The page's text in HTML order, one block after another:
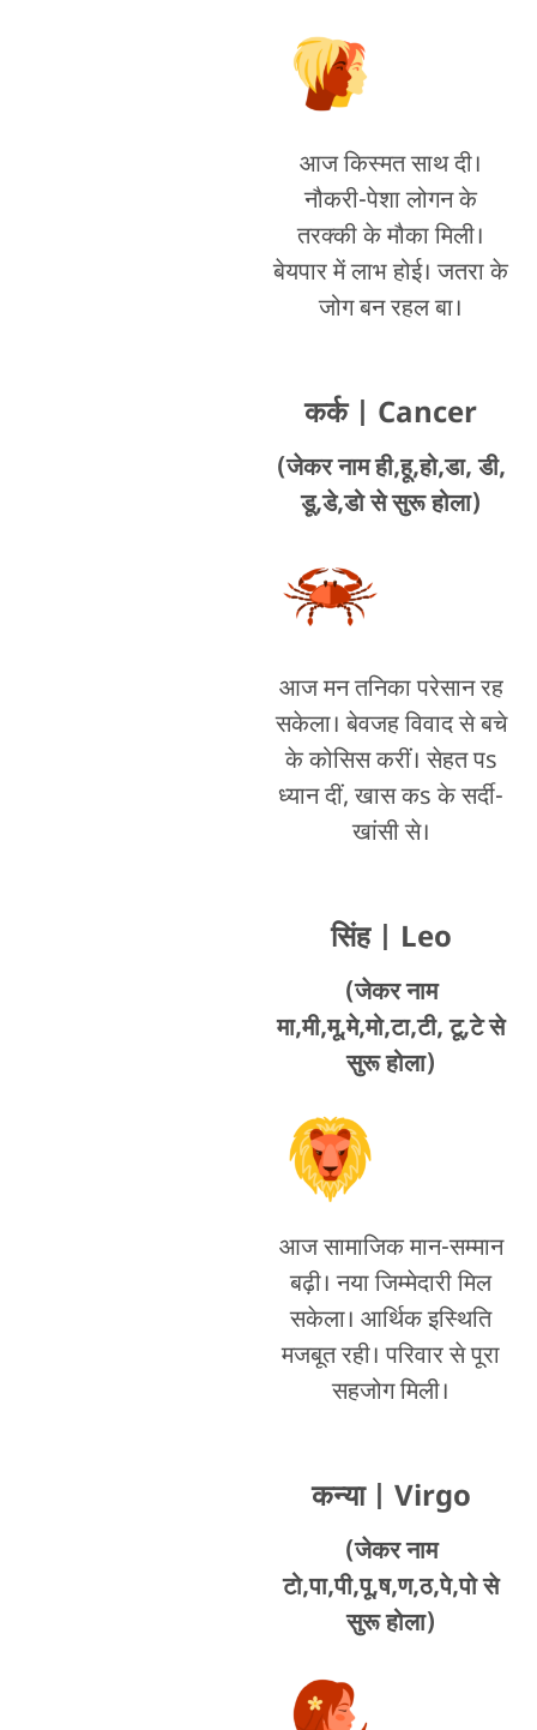
आज किस्मत साथ दी।
नौकरी-पेशा लोगन के
तरक्की के मौका मिली।
बेयपार में लाभ होई। जतरा के
जोग बन रहल बा।
कर्क | Cancer
(जेकर नाम ही,हू,हो,डा, डी,
डू,डे,डो से सुरू होला)
आज मन तनिका परेसान रह
सकेला। बेवजह विवाद से बचे
के कोसिस करीं। सेहत पs
ध्यान दीं, खास कs के सर्दी-
खांसी से।
सिंह | Leo
(जेकर नाम
मा,मी,मू,मे,मो,टा,टी, टू,टे से
सुरू होला)
आज सामाजिक मान-सम्मान
बढ़ी। नया जिम्मेदारी मिल
सकेला। आर्थिक इस्थिति
मजबूत रही। परिवार से पूरा
सहजोग मिली।
कन्या | Virgo
(जेकर नाम
टो,पा,पी,पू,ष,ण,ठ,पे,पो से
सुरू होला)